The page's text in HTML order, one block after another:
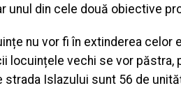
unul din cele două obiective
nu vor fi în extinderea celor
locuințele vechi se vor
strada Islazului sunt 56 de